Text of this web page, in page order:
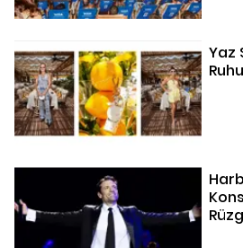
Yaz
Ruhu